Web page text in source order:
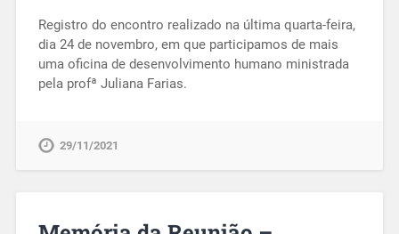
Registro do encontro realizado na última quarta-feira,
dia 24 de novembro, em que participamos de mais
uma oficina de desenvolvimento humano ministrada
pela profª Juliana Farias.
29/11/2021